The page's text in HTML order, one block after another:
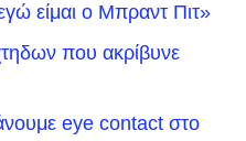
είμαι ο Μπραντ Πιτ»
που ακρίβυνε
eye contact στο